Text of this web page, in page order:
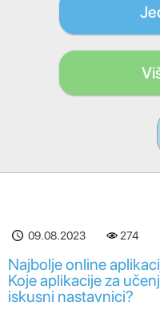
09.08.2023 274
Najbolje online
Koje aplikacije za
iskusni nastavnici?